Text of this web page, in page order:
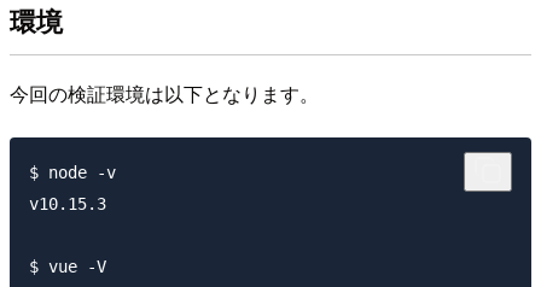
環境
今回の検証環境は以下となります。
$ node -v
v10.15.3
$ vue -V